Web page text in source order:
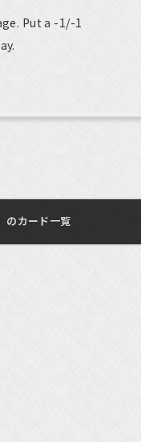
Put a -1/-1
のカード一覧